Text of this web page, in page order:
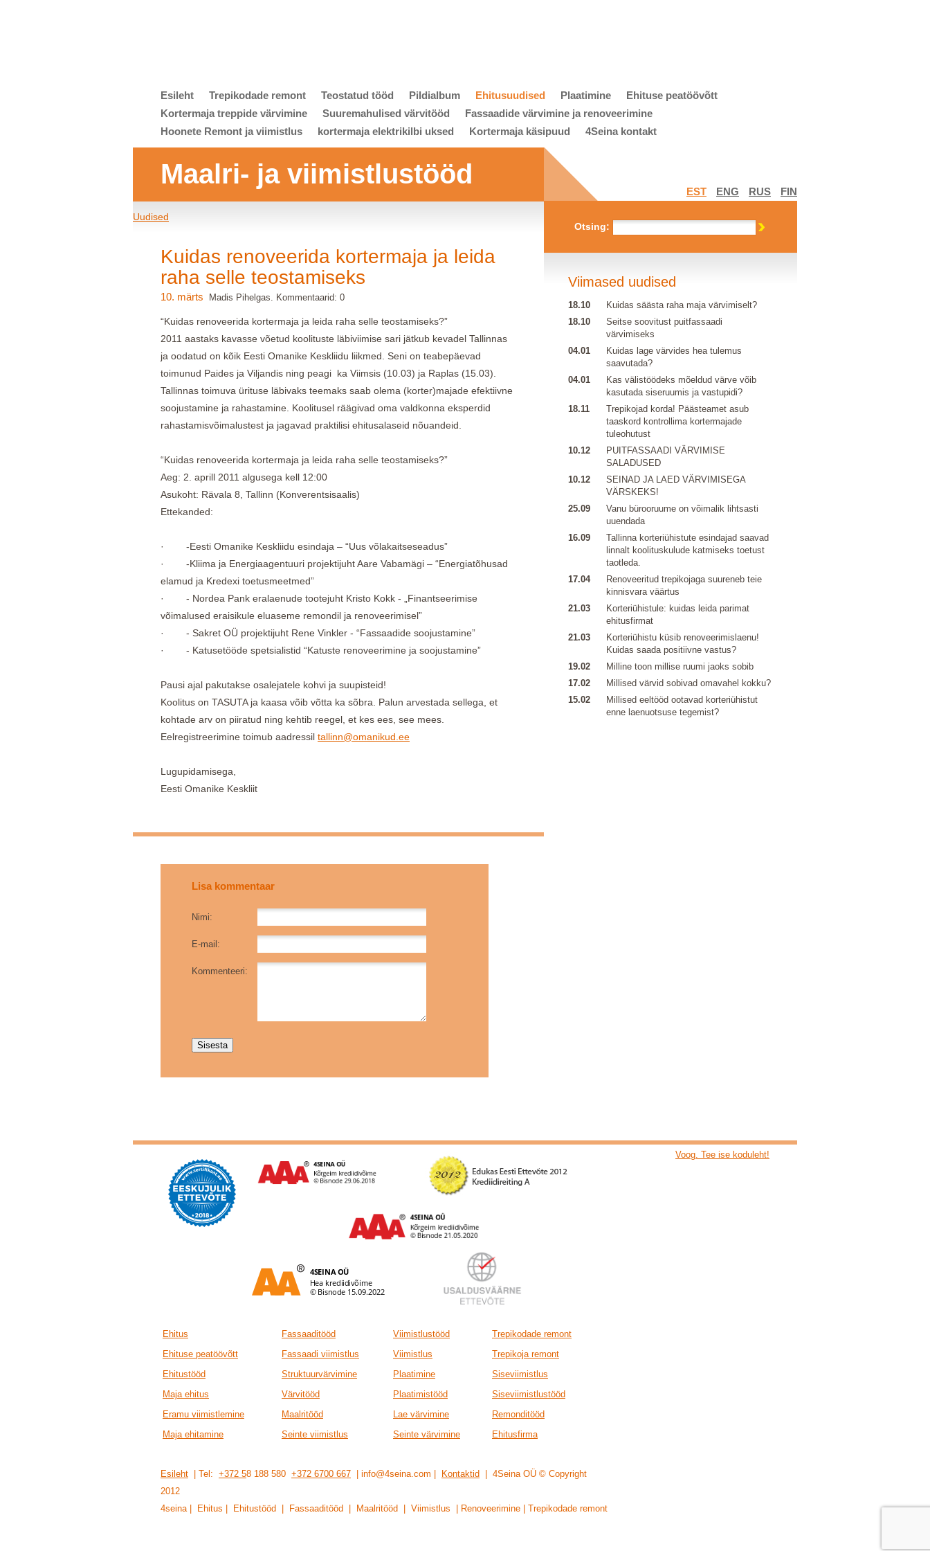
Esileht Trepikodade remont Teostatud tööd Pildialbum Ehitusuudised Plaatimine
Ehituse peatöövõtt
Kortermaja treppide värvimine
Suuremahulised värvitööd
Fassaadide värvimine ja renoveerimine
Hoonete Remont ja viimistlus
kortermaja elektrikilbi uksed Kortermaja käsipuud 4Seina kontakt
Maalri- ja viimistlustööd
Uudised
Kuidas renoveerida kortermaja ja leida
raha selle teostamiseks
10. märts Madis Pihelgas. Kommentaarid: 0
“Kuidas renoveerida kortermaja ja leida raha selle teostamiseks?”
2011 aastaks kavasse võetud koolituste läbiviimise sari jätkub kevadel Tallinnas
ja oodatud on kõik Eesti Omanike Keskliidu liikmed. Seni on teabepäevad
toimunud Paides ja Viljandis ning peagi ka Viimsis (10.03) ja Raplas (15.03).
Tallinnas toimuva ürituse läbivaks teemaks saab olema (korter)majade efektiivne
soojustamine ja rahastamine. Koolitusel räägivad oma valdkonna eksperdid
rahastamisvõimalustest ja jagavad praktilisi ehitusalaseid nõuandeid.
“Kuidas renoveerida kortermaja ja leida raha selle teostamiseks?”
Aeg: 2. aprill 2011 algusega kell 12:00
Asukoht: Rävala 8, Tallinn (Konverentsisaalis)
Ettekanded:
· -Eesti Omanike Keskliidu esindaja – “Uus võlakaitseseadus”
· -Kliima ja Energiaagentuuri projektijuht Aare Vabamägi – “Energiatõhusad
elamud ja Kredexi toetusmeetmed”
· - Nordea Pank eralaenude tootejuht Kristo Kokk - „Finantseerimise
võimalused eraisikule eluaseme remondil ja renoveerimisel”
· - Sakret OÜ projektijuht Rene Vinkler - “Fassaadide soojustamine”
· - Katusetööde spetsialistid “Katuste renoveerimine ja soojustamine”
Pausi ajal pakutakse osalejatele kohvi ja suupisteid!
Koolitus on TASUTA ja kaasa võib võtta ka sõbra. Palun arvestada sellega, et
kohtade arv on piiratud ning kehtib reegel, et kes ees, see mees.
Eelregistreerimine toimub aadressil tallinn@omanikud.ee
Lugupidamisega,
Eesti Omanike Keskliit
Lisa kommentaar
Nimi:
E-mail:
Kommenteeri:
EST ENG RUS FIN
Otsing:
Viimased uudised
18.10
Kuidas säästa raha maja värvimiselt?
18.10
Seitse soovitust puitfassaadi
värvimiseks
04.01
Kuidas lage värvides hea tulemus
saavutada?
04.01
Kas välistöödeks mõeldud värve võib
kasutada siseruumis ja vastupidi?
18.11
Trepikojad korda! Päästeamet asub
taaskord kontrollima kortermajade
tuleohutust
10.12
PUITFASSAADI VÄRVIMISE
SALADUSED
10.12
SEINAD JA LAED VÄRVIMISEGA
VÄRSKEKS!
25.09
Vanu bürooruume on võimalik lihtsasti
uuendada
16.09
Tallinna korteriühistute esindajad saavad
linnalt koolituskulude katmiseks toetust
taotleda.
17.04
Renoveeritud trepikojaga suureneb teie
kinnisvara väärtus
21.03
Korteriühistule: kuidas leida parimat
ehitusfirmat
21.03
Korteriühistu küsib renoveerimislaenu!
Kuidas saada positiivne vastus?
19.02
Milline toon millise ruumi jaoks sobib
17.02
Millised värvid sobivad omavahel kokku?
15.02
Millised eeltööd ootavad korteriühistut
enne laenuotsuse tegemist?
Voog. Tee ise koduleht!
Ehitus Fassaaditööd Viimistlustööd
Trepikodade remont
Ehituse peatöövõtt
Fassaadi viimistlus Viimistlus
Trepikoja remont
Ehitustööd
Struktuurvärvimine Plaatimine
Siseviimistlus
Maja ehitus
Värvitööd Plaatimistööd
Siseviimistlustööd
Eramu viimistlemine
Maalritööd Lae värvimine
Remonditööd
Maja ehitamine
Seinte viimistlus Seinte värvimine Ehitusfirma
Esileht | Tel: +372 58 188 580 +372 6700 667 | info@4seina.com | Kontaktid | 4Seina OÜ © Copyright
201 2
4seina | Ehitus | Ehitustööd | Fassaaditööd | Maalritööd | Viimistlus | Renoveerimine | Trepikodade remont